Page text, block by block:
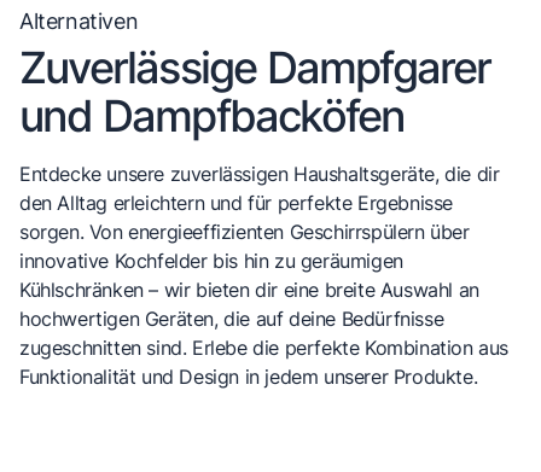
Alternativen
Zuverlässige Dampfgarer
und Dampfbacköfen
Entdecke unsere zuverlässigen Haushaltsgeräte, die dir
den Alltag erleichtern und für perfekte Ergebnisse
sorgen. Von energieeffizienten Geschirrspülern über
innovative Kochfelder bis hin zu geräumigen
Kühlschränken – wir bieten dir eine breite Auswahl an
hochwertigen Geräten, die auf deine Bedürfnisse
zugeschnitten sind. Erlebe die perfekte Kombination aus
Funktionalität und Design in jedem unserer Produkte.